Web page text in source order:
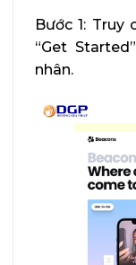
Bước 1: Truy
“Get
nhân.